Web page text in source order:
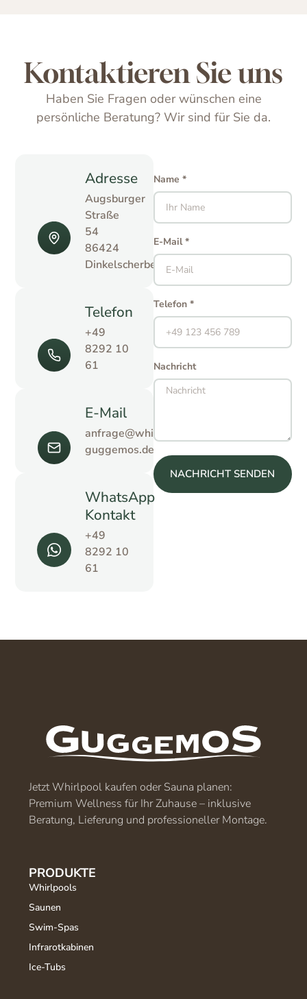
Kontaktieren Sie uns
Haben Sie Fragen oder wünschen eine
persönliche Beratung? Wir sind für Sie da.
Adresse
Augsburger
Straße
54
86424
Dinkelscherben
Telefon
+49
8292 10
61
E-Mail
anfrage@whirlpool-
guggemos.de
WhatsApp
Kontakt
+49
8292 10
61
Name *
E-Mail *
Telefon *
Nachricht
NACHRICHT SENDEN
Jetzt Whirlpool kaufen oder Sauna planen:
Premium Wellness für Ihr Zuhause – inklusive
Beratung, Lieferung und professioneller Montage.
PRODUKTE
Whirlpools
Saunen
Swim-Spas
Infrarotkabinen
Ice-Tubs